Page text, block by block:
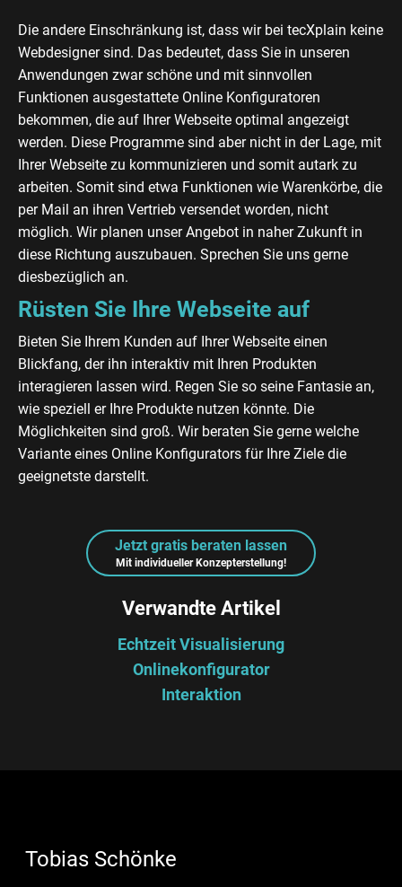
Die andere Einschränkung ist, dass wir bei tecXplain keine
Webdesigner sind. Das bedeutet, dass Sie in unseren
Anwendungen zwar schöne und mit sinnvollen
Funktionen ausgestattete Online Konfiguratoren
bekommen, die auf Ihrer Webseite optimal angezeigt
werden. Diese Programme sind aber nicht in der Lage, mit
Ihrer Webseite zu kommunizieren und somit autark zu
arbeiten. Somit sind etwa Funktionen wie Warenkörbe, die
per Mail an ihren Vertrieb versendet worden, nicht
möglich. Wir planen unser Angebot in naher Zukunft in
diese Richtung auszubauen. Sprechen Sie uns gerne
diesbezüglich an.
Rüsten Sie Ihre Webseite auf
Bieten Sie Ihrem Kunden auf Ihrer Webseite einen
Blickfang, der ihn interaktiv mit Ihren Produkten
interagieren lassen wird. Regen Sie so seine Fantasie an,
wie speziell er Ihre Produkte nutzen könnte. Die
Möglichkeiten sind groß. Wir beraten Sie gerne welche
Variante eines Online Konfigurators für Ihre Ziele die
geeignetste darstellt.
Jetzt gratis beraten lassen
Mit individueller Konzepterstellung!
Verwandte Artikel
Echtzeit Visualisierung
Onlinekonfigurator
Interaktion
Tobias Schönke